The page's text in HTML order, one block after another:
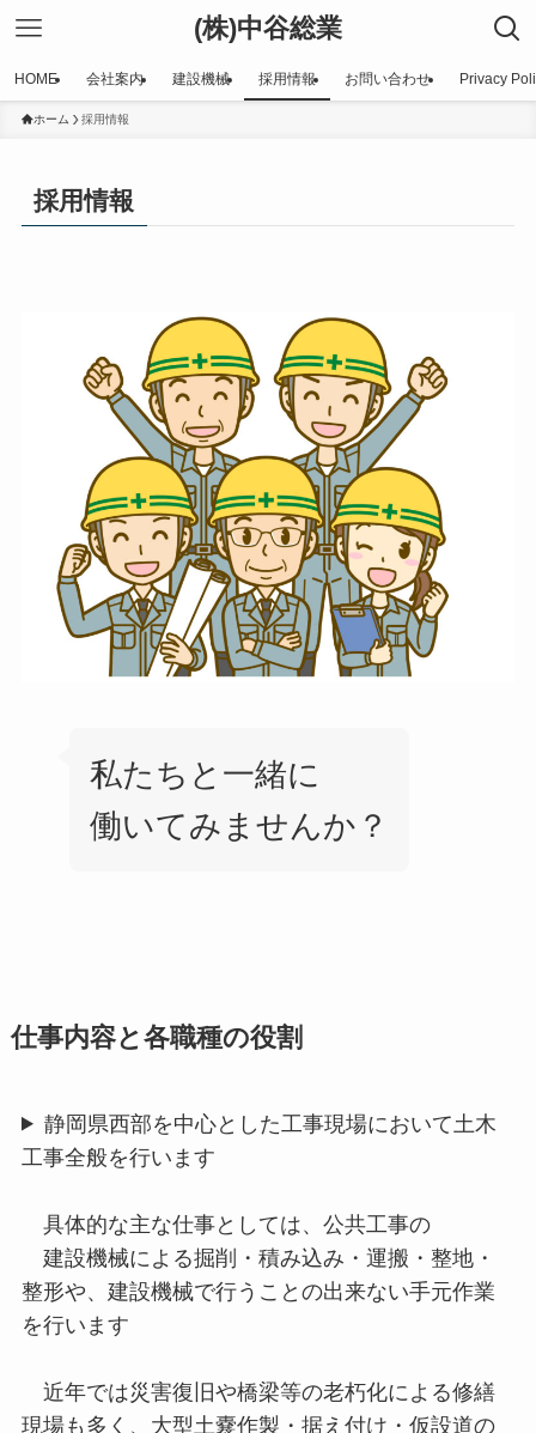
(株)中谷総業
HOME 会社案内 建設機械 採用情報 お問い合わせ Privacy
ホーム 採用情報
採用情報
私たちと一緒に
働いてみませんか？
仕事内容と各職種の役割
静岡県西部を中心とした工事現場において土木
工事全般を行います
具体的な主な仕事としては、公共工事の
建設機械による掘削・積み込み・運搬・整地・
整形や、建設機械で行うことの出来ない手元作業
を行います
近年では災害復旧や橋梁等の老朽化による修繕
現場も多く、大型土嚢作製・据え付け・仮設道の